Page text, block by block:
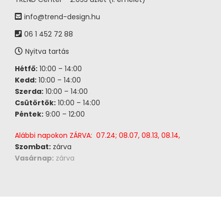
info@trend-design.hu
06 1 452 72 88
Nyitva tartás
Hétfő: 10:00 – 14:00
Kedd: 10:00 – 14:00
Szerda: 10:00 – 14:00
Csütörtök: 10:00 – 14:00
Péntek: 9:00 – 12:00
Alábbi napokon ZÁRVA: 07.24; 08.07, 08.13, 08.14,
Szombat: zárva
Vasárnap: zárva